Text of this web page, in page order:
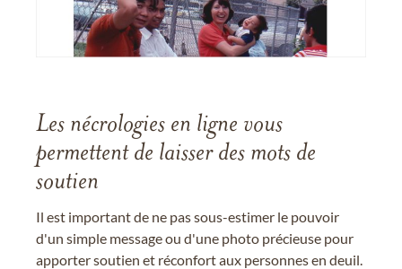
Les nécrologies en ligne vous
permettent de laisser des mots de
soutien
Il est important de ne pas sous-estimer le pouvoir
d'un simple message ou d'une photo précieuse pour
apporter soutien et réconfort aux personnes en deuil.